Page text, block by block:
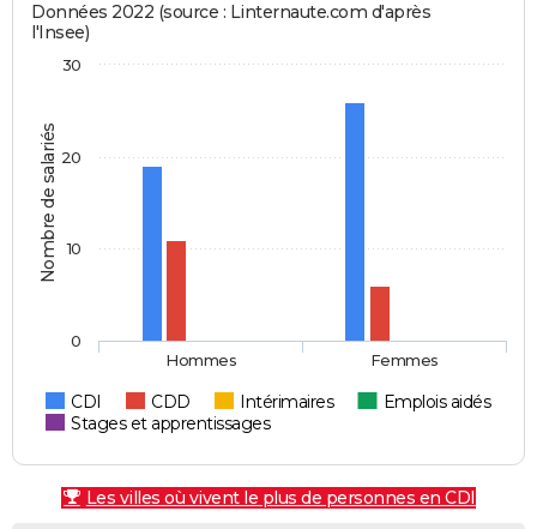
Nombre de salariés
Données 2022 (source : Linternaute.com d'après
l'Insee)
CDI CDD Intérimaires
Emplois aidés
Stages et apprentissages
Hommes Femmes
0
10
20
30
Les villes où vivent le plus de personnes en CDI